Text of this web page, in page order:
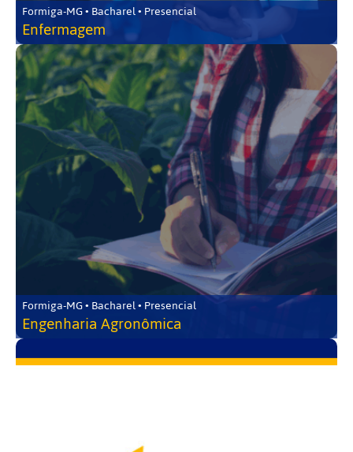
Formiga-MG • Bacharel • Presencial
Enfermagem
Formiga-MG • Bacharel • Presencial
Engenharia Agronômica